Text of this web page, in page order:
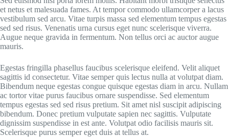
et netus et malesuada fames. At tempor commodo ullamcorper a lacus
vestibulum sed arcu. Vitae turpis massa sed elementum tempus egestas
sed sed risus. Venenatis urna cursus eget nunc scelerisque viverra.
Augue neque gravida in fermentum. Non tellus orci ac auctor augue
mauris.
Egestas fringilla phasellus faucibus scelerisque eleifend. Velit aliquet
sagittis id consectetur. Vitae semper quis lectus nulla at volutpat diam.
Bibendum neque egestas congue quisque egestas diam in arcu. Nullam
ac tortor vitae purus faucibus ornare suspendisse. Sed elementum
tempus egestas sed sed risus pretium. Sit amet nisl suscipit adipiscing
bibendum. Donec pretium vulputate sapien nec sagittis. Vulputate
dignissim suspendisse in est ante. Volutpat odio facilisis mauris sit.
Scelerisque purus semper eget duis at tellus at.